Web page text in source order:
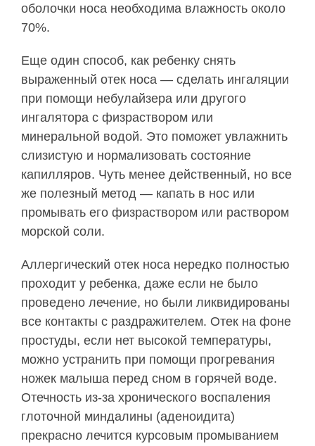
оболочки носа необходима влажность около
70%.
Еще один способ, как ребенку снять
выраженный отек носа — сделать ингаляции
при помощи небулайзера или другого
ингалятора с физраствором или
минеральной водой. Это поможет увлажнить
слизистую и нормализовать состояние
капилляров. Чуть менее действенный, но все
же полезный метод — капать в нос или
промывать его физраствором или раствором
морской соли.
Аллергический отек носа нередко полностью
проходит у ребенка, даже если не было
проведено лечение, но были ликвидированы
все контакты с раздражителем. Отек на фоне
простуды, если нет высокой температуры,
можно устранить при помощи прогревания
ножек малыша перед сном в горячей воде.
Отечность из-за хронического воспаления
глоточной миндалины (аденоидита)
прекрасно лечится курсовым промыванием